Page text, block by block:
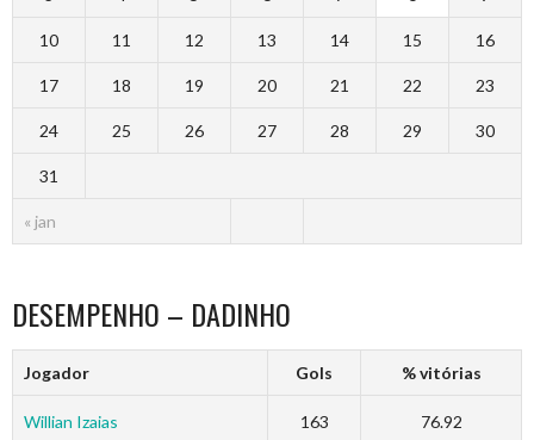
« jan
10 11 12 13 14 15 16
17 18 19 20 21 22 23
24 25 26 27 28 29 30
31
DESEMPENHO – DADINHO
Jogador Gols % vitórias
Willian Izaias 163 76.92